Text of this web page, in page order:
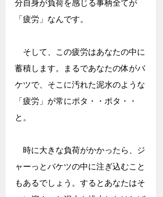
分自身が負荷を感じる事柄全てが
「疲労」なんです。
そして、この疲労はあなたの中に
蓄積します。まるであなたの体がバ
ケツで、そこに汚れた泥水のような
「疲労」が常にポタ・・ポタ・・
と。
時に大きな負荷がかかったら、ジ
ャーっとバケツの中に注ぎ込むこと
もあるでしょう。するとあなたはそ